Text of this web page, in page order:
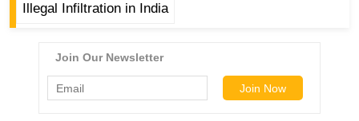
Illegal Infiltration in India